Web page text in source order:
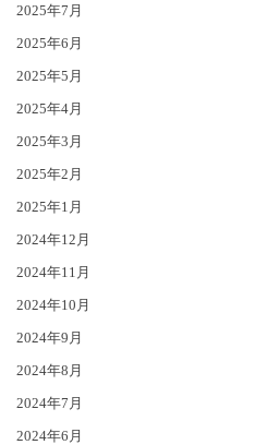
2025年7月
2025年6月
2025年5月
2025年4月
2025年3月
2025年2月
2025年1月
2024年12月
2024年11月
2024年10月
2024年9月
2024年8月
2024年7月
2024年6月